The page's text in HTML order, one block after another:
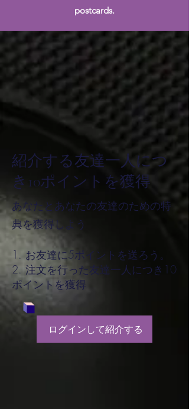
postcards.
紹介する友達一人につ
き10ポイントを獲得
あなたとあなたの友達のための特
典を獲得しよう
お友達に5ポイントを送ろう。
注文を行った友達一人につき10
ポイントを獲得
ログインして紹介する